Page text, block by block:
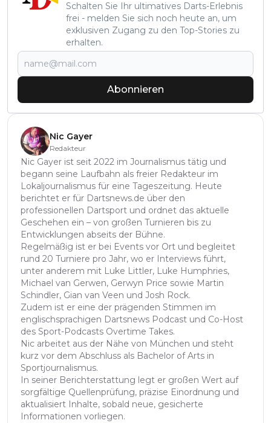
Schalten Sie Ihr ultimatives Darts-Erlebnis
frei - melden Sie sich noch heute an, um
exklusiven Zugang zu den Top-Stories zu
erhalten.
Abonnieren
Nic Gayer
Redakteur
Nic Gayer ist seit 2022 im Journalismus tätig und
begann seine Laufbahn als freier Redakteur im
Lokaljournalismus für eine Tageszeitung. Heute
berichtet er für Dartsnews.de über den
professionellen Dartsport und ordnet das aktuelle
Geschehen ein – von großen Turnieren bis zu
Entwicklungen abseits der Bühne.
Regelmäßig ist er bei Events vor Ort und begleitet
rund 20 Turniere pro Jahr, wo er Interviews führt,
unter anderem mit Luke Littler, Luke Humphries,
Michael van Gerwen, Gerwyn Price sowie Martin
Schindler, Gian van Veen und Josh Rock.
Zudem ist er eine der prägenden Stimmen im
englischsprachigen Dartsnews Podcast und Co-Host
des Sport-Podcasts Overtime Takes.
Nic arbeitet aus der Nähe von München und steht
kurz vor dem Abschluss als Bachelor of Arts in
Sportjournalismus.
In seiner Berichterstattung legt er großen Wert auf
sorgfältige Quellenprüfung, präzise Einordnung und
aktualisiert Inhalte, sobald neue, gesicherte
Informationen vorliegen.